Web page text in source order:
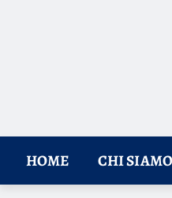
HOME CHI